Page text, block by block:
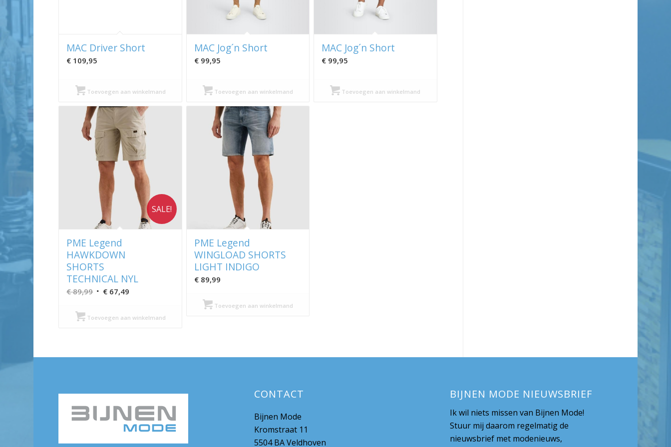
MAC Driver Short
€ 109,95
Toevoegen aan winkelmand
MAC Jog´n Short
€99,95
Toevoegen aan winkelmand
MAC Jog´n Short
€99,95
Toevoegen aan winkelmand
SALE!
PME Legend
HAWKDOWN
SHORTS
TECHNICAL NYL
€89,99 Oorspronkelijke
was:
€ 67,49
is:
Toevoegen aan winkelmand
PME Legend
WINGLOAD SHORTS
LIGHT INDIGO
€89,99
Toevoegen aan winkelmand
CONTACT
Bijnen Mode
Kromstraat 11
5504 BA Veldhoven
BIJNEN MODE NIEUWSBRIEF
Ik wil niets missen van Bijnen Mode!
Stuur mij daarom regelmatig de
nieuwsbrief met modenieuws,